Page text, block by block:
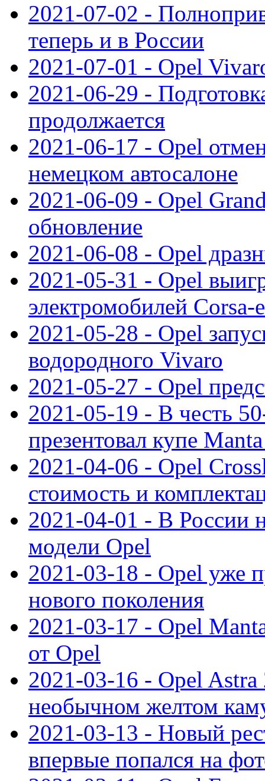
2021-07-02 -
теперь и в России
2021-07-01 - Opel
2021-06-29 -
продолжается
2021-06-17 - Opel
немецком автосалоне
2021-06-09 - Opel
обновление
2021-06-08 - Opel
2021-05-31 - Opel
электромобилей Corsa-e
2021-05-28 - Opel
водородного Vivaro
2021-05-27 - Opel
2021-05-19 - В честь
презентовал купе
2021-04-06 - Opel
стоимость и
2021-04-01 - В России
модели Opel
2021-03-18 - Opel уже
нового поколения
2021-03-17 - Opel
от Opel
2021-03-16 - Opel Astra
необычном желтом
2021-03-13 - Новый
впервые попался на